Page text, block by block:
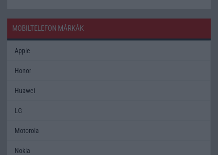
MOBILTELEFON MÁRKÁK
Apple
Honor
Huawei
LG
Motorola
Nokia